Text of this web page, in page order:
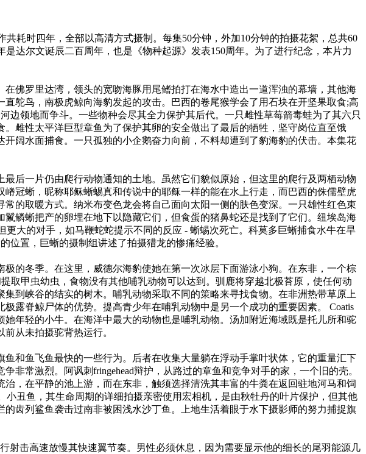
时四年，全部以高清方式摄制。每集50分钟，外加10分钟的拍摄花絮，总共60
达尔文诞辰二百周年，也是《物种起源》发表150周年。为了进行纪念，本片力
罗里达湾，领头的宽吻海豚用尾鳍拍打在海水中造出一道浑浊的幕墙，其他海
鸵鸟，南极虎鲸向海豹发起的攻击。巴西的卷尾猴学会了用石块在开坚果取食;高
领地而争斗。一些物种会尽其全力保护其后代。一只雌性草莓箭毒蛙为了其六只
雌性太平洋巨型章鱼为了保护其卵的安全做出了最后的牺牲，坚守岗位直至饿
阔水面捕食。一只孤独的小企鹅奋力向前，不料却遭到了豹海豹的伏击。本集花
一片仍由爬行动物通知的土地。虽然它们貌似原始，但这里的爬行及两栖动物
冠蜥，昵称耶稣蜥蜴真和传说中的耶稣一样的能在水上行走，而巴西的侏儒壁虎
的取暖方式。纳米布变色龙会将自己面向太阳一侧的肤色变深。一只雄性红色束
鳞蜥把产的卵埋在地下以隐藏它们，但食蛋的猪鼻蛇还是找到了它们。纽埃岛海
大的对手，如马鞭蛇蛇提示不同的反应 - 蜥蜴次死亡。科莫多巨蜥捕食水牛在旱
位置，巨蜥的摄制组讲述了拍摄猎龙的惨痛经验。
冬季。在这里，威德尔海豹使她在第一次冰层下面游泳小狗。在东非，一个棕
取甲虫幼虫，食物没有其他哺乳动物可以达到。驯鹿将穿越北极苔原，使任何动
到峡谷的结实的树木。哺乳动物采取不同的策略来寻找食物。在非洲热带草原上
露脊鲸尸体的优势。提高青少年在哺乳动物中是另一个成功的重要因素。 Coatis
年轻的小牛。在海洋中最大的动物也是哺乳动物。汤加附近海域既是托儿所和驼
从未拍摄驼背热运行。
鱼飞鱼最快的一些行为。后者在收集大量躺在浮动手掌叶状体，它的重量汇下
常激烈。阿讽刺fringehead辩护，从路过的章鱼和竞争对手的家，一个旧的壳。
，在平静的池上游，而在东非，触须选择清洗其丰富的牛粪在返回驻地河马和饲
丑鱼，其生命周期的详细拍摄亲密使用宏相机，是由秋牡丹的叶片保护，但其他
齿列鲨鱼袭击过南非被困浅水沙丁鱼。上地生活着眼于水下摄影师的努力捕捉旗
击高速放慢其快速翼节奏。男性必须休息，因为需要显示他的细长的尾羽能源几